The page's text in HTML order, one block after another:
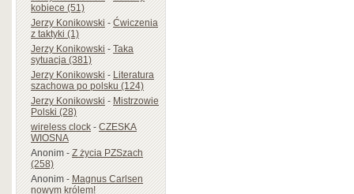
kobiece (51)
Jerzy Konikowski-Ćwiczenia
z taktyki (1)
Jerzy Konikowski-Taka
sytuacja (381)
Jerzy Konikowski-Literatura
szachowa po polsku (124)
Jerzy Konikowski-Mistrzowie
Polski (28)
wireless clock-CZESKA
WIOSNA
Anonim-Z życia PZSzach
(258)
Anonim-Magnus Carlsen
nowym królem!